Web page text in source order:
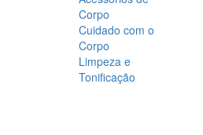
Corpo
Cuidado com o
Corpo
Limpeza e
Tonificação